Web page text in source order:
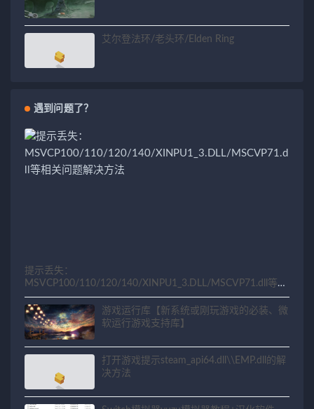
艾尔登法环/老头环/Elden Ring
遇到问题了？
提示丢失：
MSVCP100/110/120/140/XINPU1_3.DLL/MSCVP71.dll等相
关问题解决方法
游戏运行库【新系统或刚玩游戏的必装、微
软运行游戏支持库】
打开游戏提示steam_api64.dll\\EMP.dll的解
决方法